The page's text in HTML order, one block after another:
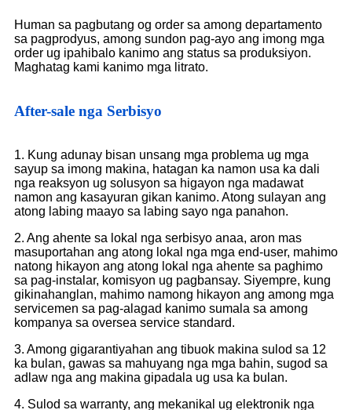
Human sa pagbutang og order sa among departamento
sa pagprodyus, among sundon pag-ayo ang imong mga
order ug ipahibalo kanimo ang status sa produksiyon.
Maghatag kami kanimo mga litrato.
After-sale nga Serbisyo
1. Kung adunay bisan unsang mga problema ug mga
sayup sa imong makina, hatagan ka namon usa ka dali
nga reaksyon ug solusyon sa higayon nga madawat
namon ang kasayuran gikan kanimo. Atong sulayan ang
atong labing maayo sa labing sayo nga panahon.
2. Ang ahente sa lokal nga serbisyo anaa, aron mas
masuportahan ang atong lokal nga mga end-user, mahimo
natong hikayon ang atong lokal nga ahente sa paghimo
sa pag-instalar, komisyon ug pagbansay. Siyempre, kung
gikinahanglan, mahimo namong hikayon ang among mga
servicemen sa pag-alagad kanimo sumala sa among
kompanya sa oversea service standard.
3. Among gigarantiyahan ang tibuok makina sulod sa 12
ka bulan, gawas sa mahuyang nga mga bahin, sugod sa
adlaw nga ang makina gipadala ug usa ka bulan.
4. Sulod sa warranty, ang mekanikal ug elektronik nga